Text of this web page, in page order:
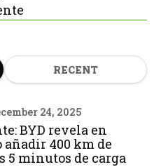
RECENT
24, 2025
BYD revela en
añadir 400 km de
5 minutos de carga